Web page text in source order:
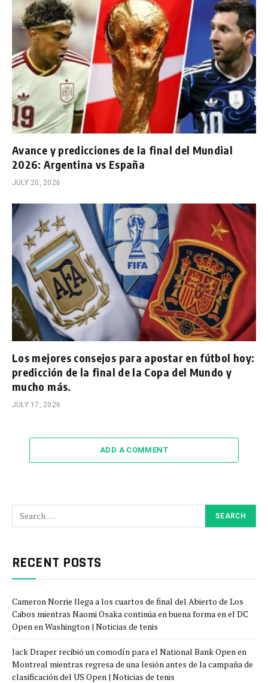
Avance y predicciones de la final del Mundial
2026: Argentina vs España
JULY 20, 2026
Los mejores consejos para apostar en fútbol hoy:
predicción de la final de la Copa del Mundo y
mucho más.
JULY 17, 2026
ADD A COMMENT
RECENT POSTS
Cameron Norrie llega a los cuartos de final del Abierto de Los
Cabos mientras Naomi Osaka continúa en buena forma en el DC
Open en Washington | Noticias de tenis
Jack Draper recibió un comodín para el National Bank Open en
Montreal mientras regresa de una lesión antes de la campaña de
clasificación del US Open | Noticias de tenis